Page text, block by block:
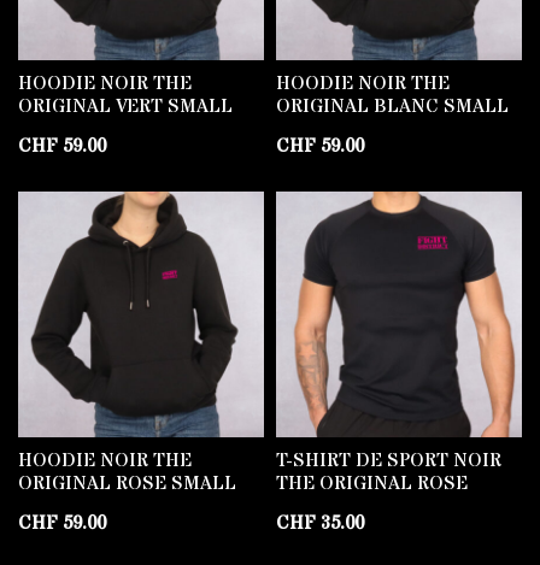
HOODIE NOIR THE
ORIGINAL VERT SMALL
CHF 59.00
HOODIE NOIR THE
ORIGINAL BLANC SMALL
CHF 59.00
HOODIE NOIR THE
ORIGINAL ROSE SMALL
CHF 59.00
T-SHIRT DE SPORT NOIR
THE ORIGINAL ROSE
CHF 35.00